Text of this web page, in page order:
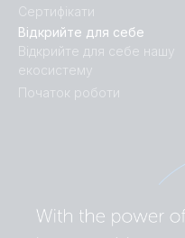
Відкрийте для себе
Відкрийте для себе нашу
екосистему
Початок роботи
Сертифікати